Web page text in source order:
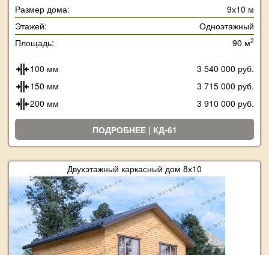
Размер дома:
9х10 м
Этажей:
Одноэтажный
Площадь:
90 м2
100 мм
3 540 000 руб.
150 мм
3 715 000 руб.
200 мм
3 910 000 руб.
ПОДРОБНЕЕ | КД-61
Двухэтажный каркасный дом 8х10